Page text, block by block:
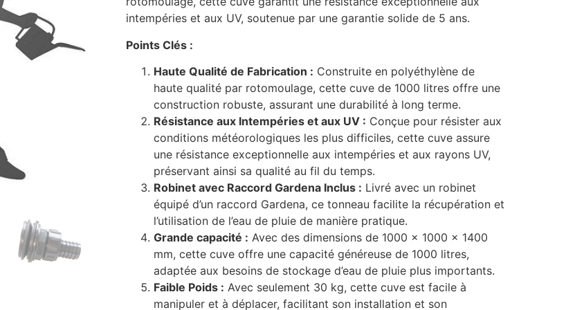
intempéries et aux UV, soutenue par une garantie solide de 5 ans.
Points Clés :
Haute Qualité de Fabrication : Construite en polyéthylène de
haute qualité par rotomoulage, cette cuve de 1000 litres offre une
construction robuste, assurant une durabilité à long terme.
Résistance aux Intempéries et aux UV : Conçue pour résister aux
conditions météorologiques les plus difficiles, cette cuve assure
une résistance exceptionnelle aux intempéries et aux rayons UV,
préservant ainsi sa qualité au fil du temps.
Robinet avec Raccord Gardena Inclus : Livré avec un robinet
équipé d’un raccord Gardena, ce tonneau facilite la récupération et
l’utilisation de l’eau de pluie de manière pratique.
Grande capacité : Avec des dimensions de 1000 x 1000 x 1400
mm, cette cuve offre une capacité généreuse de 1000 litres,
adaptée aux besoins de stockage d’eau de pluie plus importants.
Faible Poids : Avec seulement 30 kg, cette cuve est facile à
manipuler et à déplacer, facilitant son installation et son